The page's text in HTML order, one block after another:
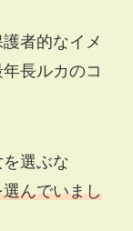
者的なイメ
長ルカのコ
選ぶな
んでいまし